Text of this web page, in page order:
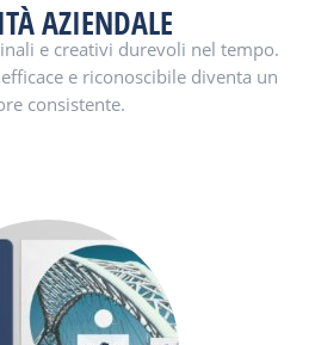
AZIENDALE
e creativi durevoli nel tempo.
e riconoscibile diventa un
consistente.